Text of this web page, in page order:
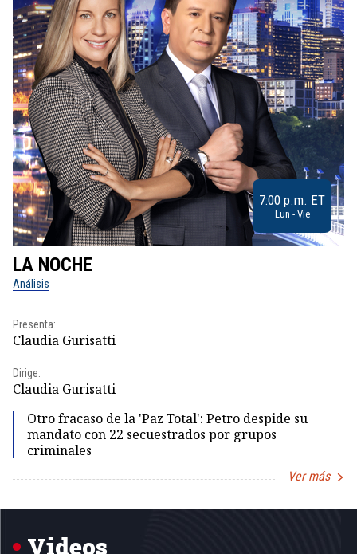
7:00 p.m. ET
Lun - Vie
LA NOCHE
Análisis
Presenta:
Claudia Gurisatti
Dirige:
Claudia Gurisatti
Otro fracaso de la 'Paz Total': Petro despide su
mandato con 22 secuestrados por grupos
criminales
Ver más
1
Videos